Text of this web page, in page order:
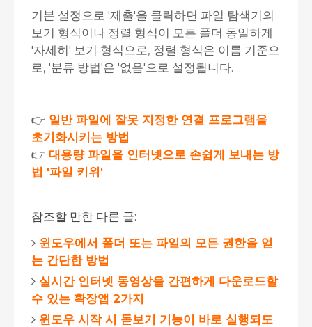
기본 설정으로 '제출'을 클릭하면 파일 탐색기의
보기 형식이나 정렬 형식이 모든 폴더 동일하게
'자세히' 보기 형식으로, 정렬 형식은 이름 기준으
로, '분류 방법'은 '없음'으로 설정됩니다.
👉 일반 파일에 잘못 지정한 연결 프로그램을
초기화시키는 방법
👉 대용량 파일을 인터넷으로 손쉽게 보내는 방
법 '파일 키위'
참조할 만한 다른 글:
윈도우에서 폴더 또는 파일의 모든 권한을 얻
는 간단한 방법
실시간 인터넷 동영상을 간편하게 다운로드할
수 있는 확장앱 2가지
윈도우 시작 시 돋보기 기능이 바로 실행되도